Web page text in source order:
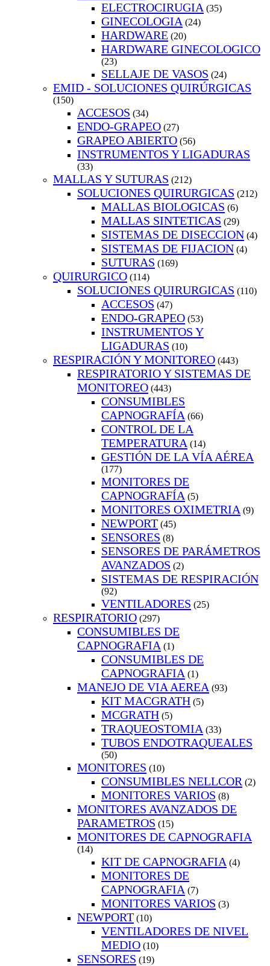
ELECTROCIRUGIA (35)
GINECOLOGIA (24)
HARDWARE (20)
HARDWARE GINECOLOGICO
(23)
SELLAJE DE VASOS (24)
EMID - SOLUCIONES QUIRÚRGICAS
(150)
ACCESOS (34)
ENDO-GRAPEO (27)
GRAPEO ABIERTO (56)
INSTRUMENTOS Y LIGADURAS
(33)
MALLAS Y SUTURAS (212)
SOLUCIONES QUIRURGICAS (212)
MALLAS BIOLOGICAS (6)
MALLAS SINTETICAS (29)
SISTEMAS DE DISECCION (4)
SISTEMAS DE FIJACION (4)
SUTURAS (169)
QUIRURGICO (114)
SOLUCIONES QUIRURGICAS (110)
ACCESOS (47)
ENDO-GRAPEO (53)
INSTRUMENTOS Y
LIGADURAS (10)
RESPIRACIÓN Y MONITOREO (443)
RESPIRATORIO Y SISTEMAS DE
MONITOREO (443)
CONSUMIBLES
CAPNOGRAFÍA (66)
CONTROL DE LA
TEMPERATURA (14)
GESTIÓN DE LA VÍA AÉREA
(177)
MONITORES DE
CAPNOGRAFÍA (5)
MONITORES OXIMETRIA (9)
NEWPORT (45)
SENSORES (8)
SENSORES DE PARÁMETROS
AVANZADOS (2)
SISTEMAS DE RESPIRACIÓN
(92)
VENTILADORES (25)
RESPIRATORIO (297)
CONSUMIBLES DE
CAPNOGRAFIA (1)
CONSUMIBLES DE
CAPNOGRAFIA (1)
MANEJO DE VIA AEREA (93)
KIT MACGRATH (5)
MCGRATH (5)
TRAQUEOSTOMIA (33)
TUBOS ENDOTRAQUEALES
(50)
MONITORES (10)
CONSUMIBLES NELLCOR (2)
MONITORES VARIOS (8)
MONITORES AVANZADOS DE
PARAMETROS (15)
MONITORES DE CAPNOGRAFIA
(14)
KIT DE CAPNOGRAFIA (4)
MONITORES DE
CAPNOGRAFIA (7)
MONITORES VARIOS (3)
NEWPORT (10)
VENTILADORES DE NIVEL
MEDIO (10)
SENSORES (19)